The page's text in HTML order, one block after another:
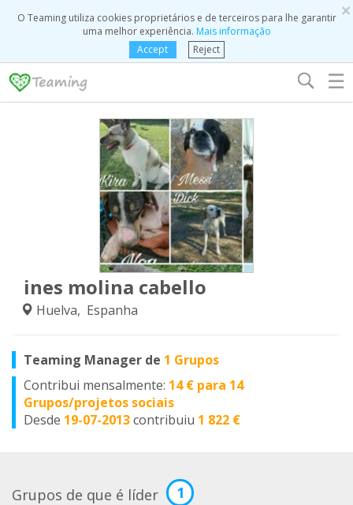
×
O Teaming utiliza cookies proprietários e de terceiros para lhe garantir
uma melhor experiência. Mais informação
Accept
Reject
☰
ines molina cabello
Huelva, Espanha
Teaming Manager de 1 Grupos
Contribui mensalmente: 14 € para 14
Grupos/projetos sociais
Desde 19-07-2013contribuiu 1 822 €
Grupos de que é líder 1